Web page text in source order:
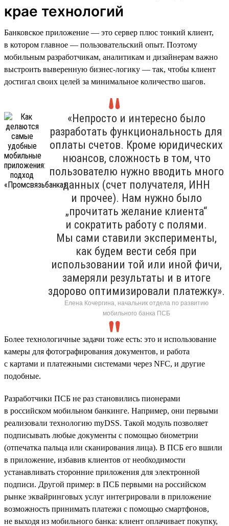
крае технологий
Банковское приложение — это сервер плюс тонкий клиент,
в котором главное — пользовательский опыт. Поэтому
мобильным разработчикам, аналитикам и дизайнерам важно
выстроить выверенную бизнес-логику — так, чтобы клиент
достигал своих целей за минимальное количество шагов.
«Непросто и интересно было
разработать функциональность для
оплаты счетов. Кроме юридических
нюансов, сложность в том, что
пользователю нужно вводить много
данных (счет получателя, ИНН
и прочее). Нам нужно было
„прочитать желание клиента“
и сократить работу с полями.
Мы сами ставили эксперименты,
как будем вести себя при
использовании той или иной фичи,
замеряли результаты и в итоге
здорово оптимизировали платежку».
Елена Кочергина, начальник отдела по развитию
мобильного банка ПСБ
Более технологичные задачи тоже есть: это и использование
камеры для фотографирования документов, и работа
с картами и платежными системами через NFC, и другие
подобные.
Разработчики ПСБ не раз становились пионерами
в российском мобильном банкинге. Например, они первыми
реализовали технологию myDSS. Такой модуль позволяет
подписывать любые документы с помощью биометрии
(отпечатка пальца или сканирования лица). В ПСБ его вшили
в приложение, избавив клиентов от необходимости
устанавливать сторонние приложения для электронной
подписи. Другой пример: в ПСБ первыми на российском
рынке эквайринговых услуг интегрировали в приложение
возможность принимать платежи с помощью смартфонов,
не выходя из мобильного банка: клиент оплачивает покупку,